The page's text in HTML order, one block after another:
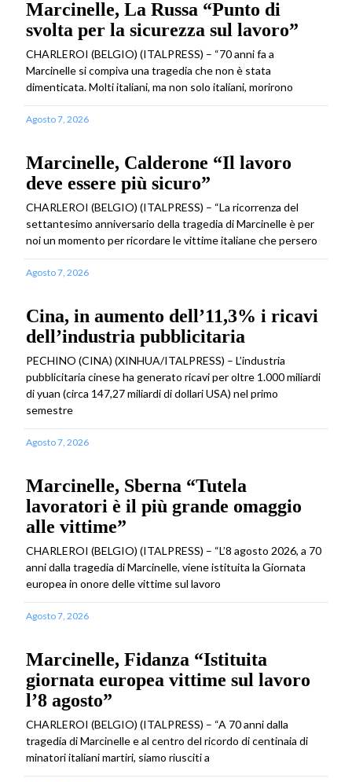
Marcinelle, La Russa “Punto di
svolta per la sicurezza sul lavoro”
CHARLEROI (BELGIO) (ITALPRESS) – “70 anni fa a
Marcinelle si compiva una tragedia che non è stata
dimenticata. Molti italiani, ma non solo italiani, morirono
Agosto 7, 2026
Marcinelle, Calderone “Il lavoro
deve essere più sicuro”
CHARLEROI (BELGIO) (ITALPRESS) – “La ricorrenza del
settantesimo anniversario della tragedia di Marcinelle è per
noi un momento per ricordare le vittime italiane che persero
Agosto 7, 2026
Cina, in aumento dell’11,3% i ricavi
dell’industria pubblicitaria
PECHINO (CINA) (XINHUA/ITALPRESS) – L’industria
pubblicitaria cinese ha generato ricavi per oltre 1.000 miliardi
di yuan (circa 147,27 miliardi di dollari USA) nel primo
semestre
Agosto 7, 2026
Marcinelle, Sberna “Tutela
lavoratori è il più grande omaggio
alle vittime”
CHARLEROI (BELGIO) (ITALPRESS) – “L’8 agosto 2026, a 70
anni dalla tragedia di Marcinelle, viene istituita la Giornata
europea in onore delle vittime sul lavoro
Agosto 7, 2026
Marcinelle, Fidanza “Istituita
giornata europea vittime sul lavoro
l’8 agosto”
CHARLEROI (BELGIO) (ITALPRESS) – “A 70 anni dalla
tragedia di Marcinelle e al centro del ricordo di centinaia di
minatori italiani martiri, siamo riusciti a